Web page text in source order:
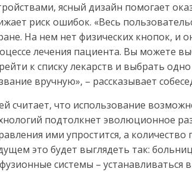
ясный дизайн помогает
риск ошибок. «Весь
На нем нет физических кнопок, и
лечения пациента. Вы можете
к списку лекарств и выбрать
вручную», – рассказывает
считает, что использование
подтолкнет эволюционное
ими упростится, а
это будет выглядеть так:
системы –